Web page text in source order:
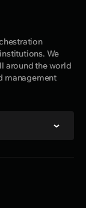
We
around the world
management